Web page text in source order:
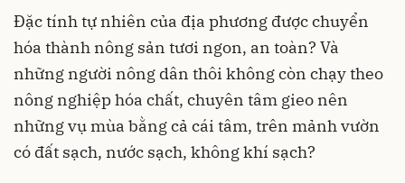
Đặc tính tự nhiên của địa phương được chuyển
hóa thành nông sản tươi ngon, an toàn? Và
những người nông dân thôi không còn chạy theo
nông nghiệp hóa chất, chuyên tâm gieo nên
những vụ mùa bằng cả cái tâm, trên mảnh vườn
có đất sạch, nước sạch, không khí sạch?